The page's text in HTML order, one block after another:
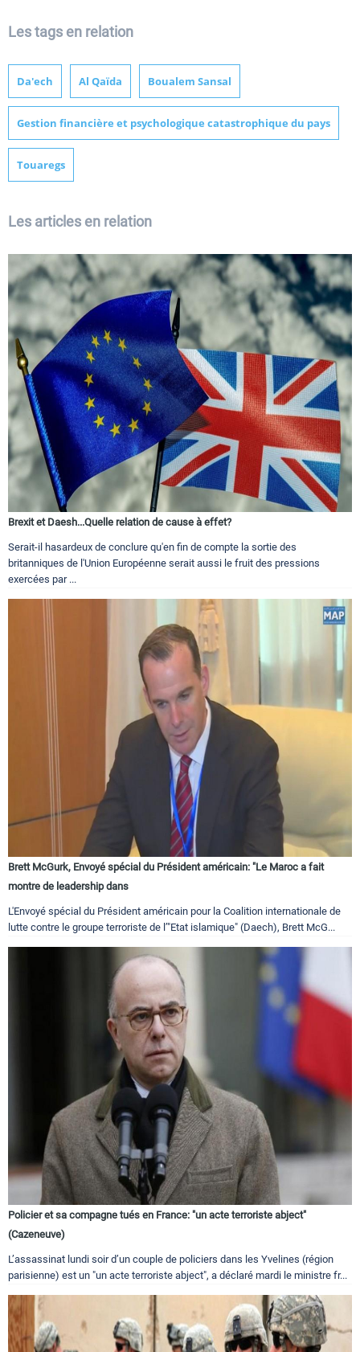
Les tags en relation
Da'ech Al Qaïda Boualem Sansal
Gestion financière et psychologique catastrophique du pays
Touaregs
Les articles en relation
Brexit et Daesh...Quelle relation de cause à effet?
Serait-il hasardeux de conclure qu'en fin de compte la sortie des
britanniques de l'Union Européenne serait aussi le fruit des pressions
exercées par ...
Brett McGurk, Envoyé spécial du Président américain: "Le Maroc a fait
montre de leadership dans
L'Envoyé spécial du Président américain pour la Coalition internationale de
lutte contre le groupe terroriste de l’"Etat islamique" (Daech), Brett McG...
Policier et sa compagne tués en France: "un acte terroriste abject"
(Cazeneuve)
L’assassinat lundi soir d’un couple de policiers dans les Yvelines (région
parisienne) est un "un acte terroriste abject", a déclaré mardi le ministre fr...